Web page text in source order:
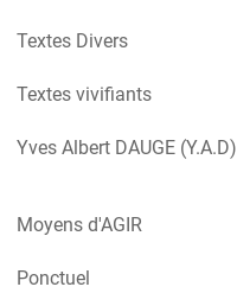
Textes Divers
Textes vivifiants
Yves Albert DAUGE (Y.A.D)
Moyens d'AGIR
Ponctuel